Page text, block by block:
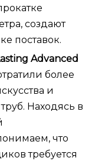
создают
поставок.
Advanced
более
и
Находясь в
что
требуется